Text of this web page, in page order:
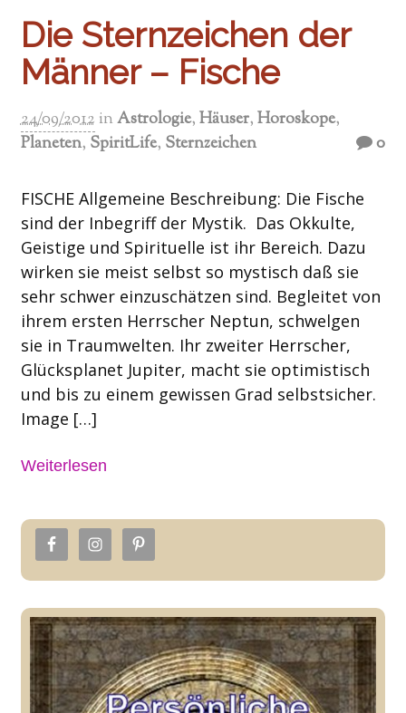
Die Sternzeichen der
Männer – Fische
24/09/2012 inAstrologie,Häuser,Horoskope,
Planeten, SpiritLife, Sternzeichen 0
FISCHE Allgemeine Beschreibung: Die Fische
sind der Inbegriff der Mystik. Das Okkulte,
Geistige und Spirituelle ist ihr Bereich. Dazu
wirken sie meist selbst so mystisch daß sie
sehr schwer einzuschätzen sind. Begleitet von
ihrem ersten Herrscher Neptun, schwelgen
sie in Traumwelten. Ihr zweiter Herrscher,
Glücksplanet Jupiter, macht sie optimistisch
und bis zu einem gewissen Grad selbstsicher.
Image […]
Weiterlesen